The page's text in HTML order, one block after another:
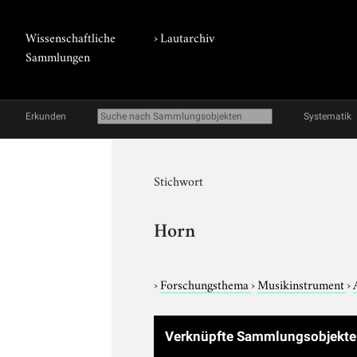
Wissenschaftliche
Sammlungen
›Lautarchiv
Erkunden Systematik
Stichwort
Horn
›Forschungsthema›Musikinstrument›
Verknüpfte Sammlungsobjekte